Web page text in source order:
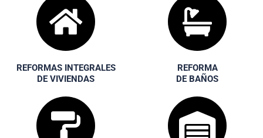
REFORMAS INTEGRALES
DE VIVIENDAS
REFORMA
DE BAÑOS